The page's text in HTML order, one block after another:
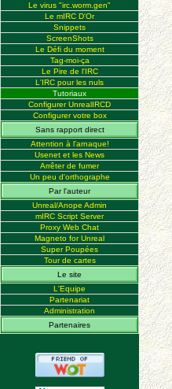
Le virus "irc.worm.gen"
Le mIRC D'Or
Snippets
ScreenShots
Le Défi du moment
Tag-moi-ça
Le Pire de l'IRC
L'IRC pour les nuls
Tutoriaux
Configurer UnrealIRCD
Configurer votre box
Sans rapport direct
Attention à l'arnaque!
Usenet et les News
Arrêter de fumer
Un peu d'orthographe
Par l'auteur
Unreal/Anope Admin
mIRC Script Server
Proxy Web Chat
Magneto for Unreal
Super Poupées
Tour de cartes
Le site
L'Equipe
Partenariat
Administration
Partenaires